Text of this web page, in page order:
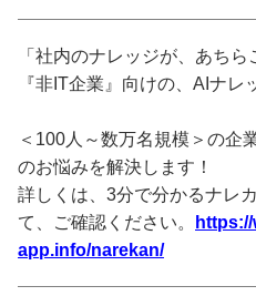
「社内のナレッジが、あちら
『非IT企業』向けの、AIナレ
＜100人～数万名規模＞の企
のお悩みを解決します！
詳しくは、3分で分かるナレ
て、ご確認ください。
app.info/narekan/